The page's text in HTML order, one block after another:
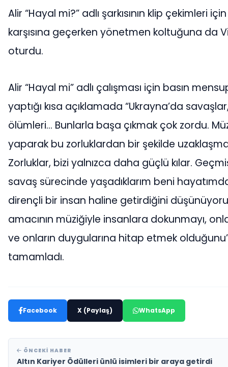
Alir “Hayal mi?” adlı şarkısının klip çekimleri
karşısına geçerken yönetmen koltuğuna da
oturdu.
Alir “Hayal mi” adlı çalışması için basın
yaptığı kısa açıklamada “Ukrayna’da
ölümleri… Bunlarla başa çıkmak çok zordu.
yaparak bu zorluklardan bir şekilde
Zorluklar, bizi yalnızca daha güçlü kılar.
savaş sürecinde yaşadıklarım beni
dirençli bir insan haline getirdiğini
amacının müziğiyle insanlara dokunmayı,
ve onların duygularına hitap etmek
tamamladı.
Facebook X (Paylaş) WhatsApp
ÖNCEKI HABER
Altın Kariyer Ödülleri ünlü isimleri bir araya getirdi